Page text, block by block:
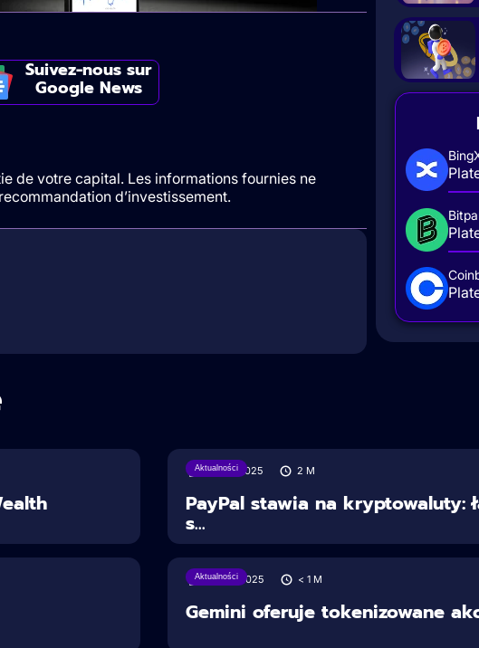
Suivez-nous sur
Google News
de votre capital. Les informations fournies ne
d’investissement.
Aktualności
30/07/2025 2 M
PayPal stawia na kryptowaluty:
s...
Aktualności
28/06/2025 < 1 M
Gemini oferuje tokenizowane